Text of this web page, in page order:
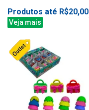
Produtos até R$20,00
Veja mais